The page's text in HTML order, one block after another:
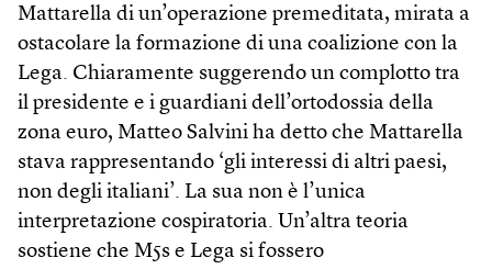
Mattarella di un’operazione premeditata, mirata a
ostacolare la formazione di una coalizione con la
Lega. Chiaramente suggerendo un complotto tra
il presidente e i guardiani dell’ortodossia della
zona euro, Matteo Salvini ha detto che Mattarella
stava rappresentando ‘gli interessi di altri paesi,
non degli italiani’. La sua non è l’unica
interpretazione cospiratoria. Un’altra teoria
sostiene che M5s e Lega si fossero